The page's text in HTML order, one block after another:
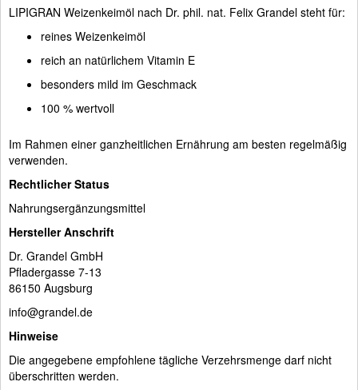
LIPIGRAN Weizenkeimöl nach Dr. phil. nat. Felix Grandel steht für:
reines Weizenkeimöl
reich an natürlichem Vitamin E
besonders mild im Geschmack
100 % wertvoll
Im Rahmen einer ganzheitlichen Ernährung am besten regelmäßig
verwenden.
Rechtlicher Status
Nahrungsergänzungsmittel
Hersteller Anschrift
Dr. Grandel GmbH
Pfladergasse 7-13
86150 Augsburg
info@grandel.de
Hinweise
Die angegebene empfohlene tägliche Verzehrsmenge darf nicht
überschritten werden.